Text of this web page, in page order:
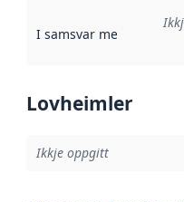
I samsvar med
Lovheimler
Ikkje oppgitt